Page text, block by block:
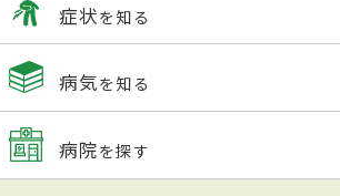
症状を知る
病気を知る
病院を探す